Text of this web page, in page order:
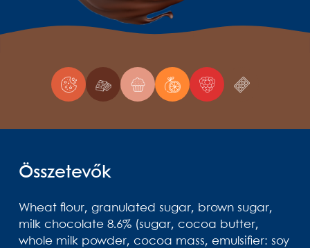
Összetevők
Wheat flour, granulated sugar, brown sugar,
milk chocolate 8.6% (sugar, cocoa butter,
whole milk powder, cocoa mass, emulsifier: soy